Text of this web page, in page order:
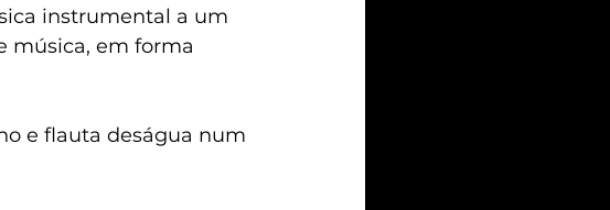
instrumental a um
música, em forma
e flauta deságua num